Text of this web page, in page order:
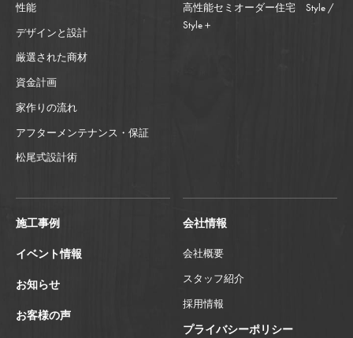
性能
デザインと設計
厳選された商材
資金計画
家作りの流れ
アフターメンテナンス・保証
松尾式設計術
高性能セミオーダー住宅 Style /
Style＋
施工事例
イベント情報
お知らせ
お客様の声
会社情報
会社概要
スタッフ紹介
採用情報
プライバシーポリシー